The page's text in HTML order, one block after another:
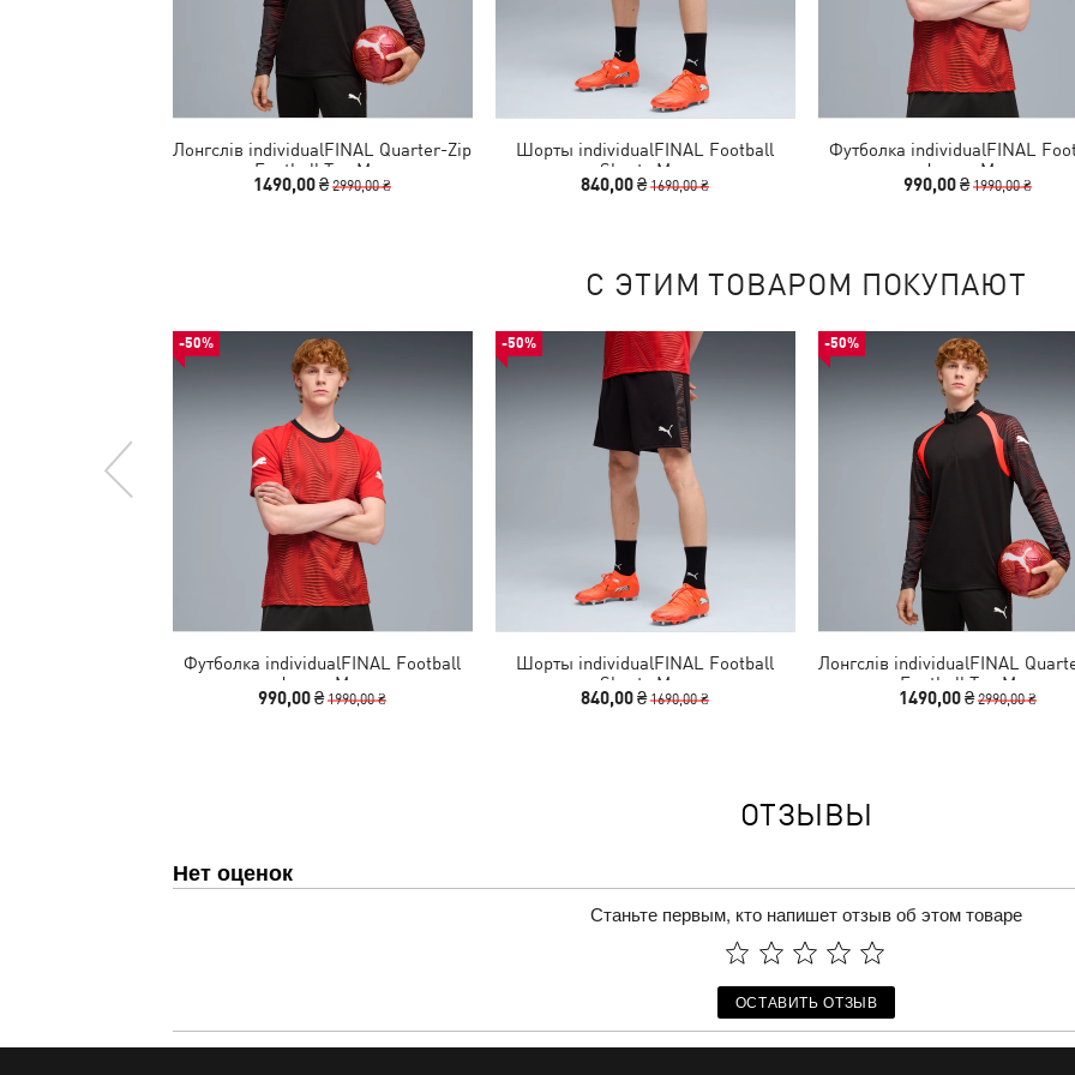
Лонгслів individualFINAL Quarter-Zip
Football Top Men
1490,00 ₴2990,00 ₴
Шорты individualFINAL Football
Shorts Men
840,00 ₴1690,00 ₴
Футболка individualFINAL
Jersey Men
990,00 ₴1990,00 ₴
С ЭТИМ ТОВАРОМ ПОКУПАЮТ
-50%
Футболка individualFINAL Football
Jersey Men
990,00 ₴1990,00 ₴
-50%
Шорты individualFINAL Football
Shorts Men
840,00 ₴1690,00 ₴
-50%
Лонгслів individualFINAL
Football Top Men
1490,00 ₴2990,00 ₴
ОТЗЫВЫ
Нет оценок
Станьте первым, кто напишет отзыв об этом товаре
ОСТАВИТЬ ОТЗЫВ